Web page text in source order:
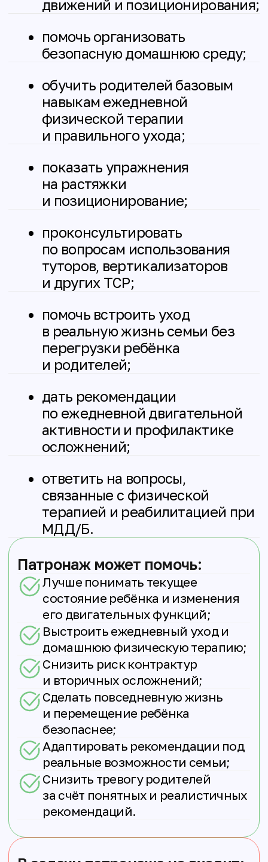
домашнюю физическую терапию;
Снизить риск контрактур
Сделать повседневную жизнь
и перемещение ребёнка
безопаснее;
реальные возможности семьи;
Снизить тревогу родителей
за счёт понятных и реалистичных
рекомендаций.
Постановка и/или уточнение
диагнозов;
Экстренная медицинская
помощь;
занятия с физическим
терапевтом;
Подбор и назначение
лекарственной терапии;
Психологическая или
психиатрическая помощьдетям
Домашний реабилитационный
патронаж не заменяет
наблюдение у лечащего врача.
Кому подходит
Детям старше 3-4 лет
На амбулаторной и ранней
неамбулаторной стадии
оказания услуги
В 2026 году
программа
ориентирована
на семьи с детьми
с МДД/Б старше
3−4 лет, которые
находятся
на амбулаторной
и ранней
неамбулоторной
стадиях
заболевания,
проживают
в городах оказания
услуги.Список
городов ограничен
наличием
специалистов.
На 2026 год
программа
доступна в
следующих
регионах:
Воронеж (с
пригородами
и по области)
Георгиевск
Екатеринбург
Иркутск
Казань
Краснодар
Красноярск
Курган
Москва
Московская
область
Нижний